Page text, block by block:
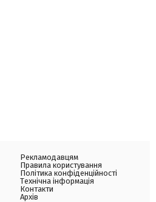
Рекламодавцям
Правила користування
Політика конфіденційності
Технічна інформація
Контакти
Архів